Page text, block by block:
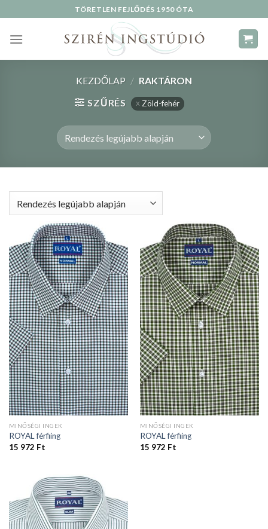
to
content
TÖRETLEN FEJLŐDÉS 1950 ÓTA
KEZDŐLAP / RAKTÁRON
SZŰRÉS
Zöld-fehér
MINŐSÉGI INGEK
ROYAL férfiing
15 972 Ft
MINŐSÉGI INGEK
ROYAL férfiing
15 972 Ft